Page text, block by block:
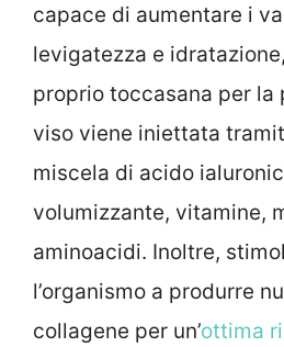
capace di aumentare i
levigatezza e
proprio toccasana per la
viso viene iniettata
miscela di acido
volumizzante, vitamine,
aminoacidi. Inoltre,
l’organismo a produrre
collagene per un’ottima